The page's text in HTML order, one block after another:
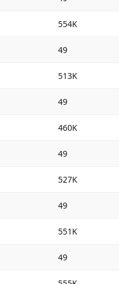
554K
49
513K
49
460K
49
527K
49
551K
49